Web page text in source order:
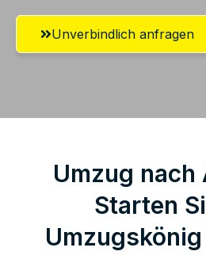
Unverbindlich anfragen
Umzug nach
Starten